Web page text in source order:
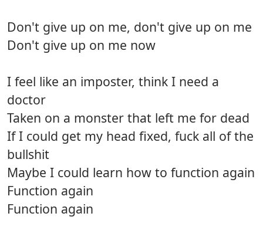
Don't give up on me, don't give up on me
Don't give up on me now
I feel like an imposter, think I need a
doctor
Taken on a monster that left me for dead
If I could get my head fixed, fuck all of the
bullshit
Maybe I could learn how to function again
Function again
Function again